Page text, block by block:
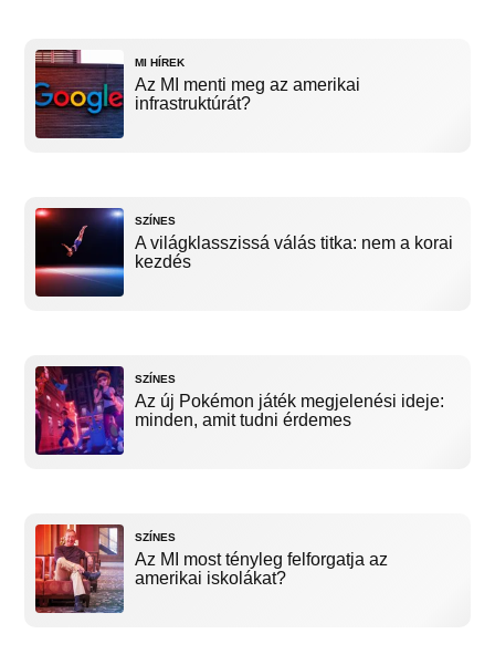
MI HÍREK
Az MI menti meg az amerikai
infrastruktúrát?
SZÍNES
A világklasszissá válás titka: nem a korai
kezdés
SZÍNES
Az új Pokémon játék megjelenési ideje:
minden, amit tudni érdemes
SZÍNES
Az MI most tényleg felforgatja az
amerikai iskolákat?